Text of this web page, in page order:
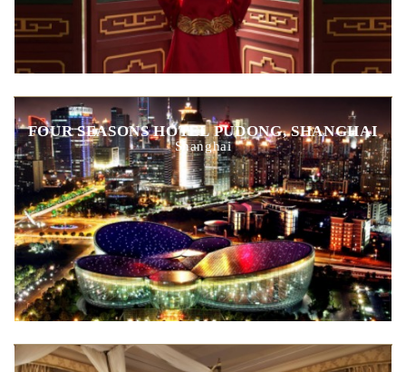
FOUR SEASONS HOTEL PUDONG, SHANGHAI
Shanghai